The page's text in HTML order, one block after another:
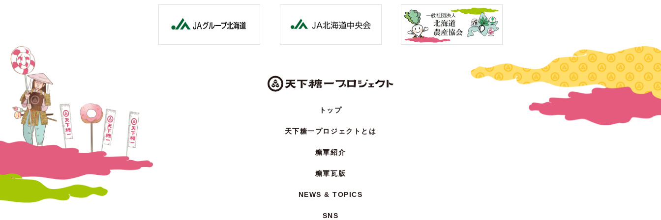
トップ
天下糖一プロジェクトとは
糖軍紹介
糖軍瓦版
NEWS & TOPICS
SNS